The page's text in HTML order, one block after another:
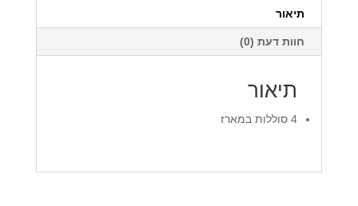
תיאור
חוות דעת (0)
תיאור
4 סוללות במארז